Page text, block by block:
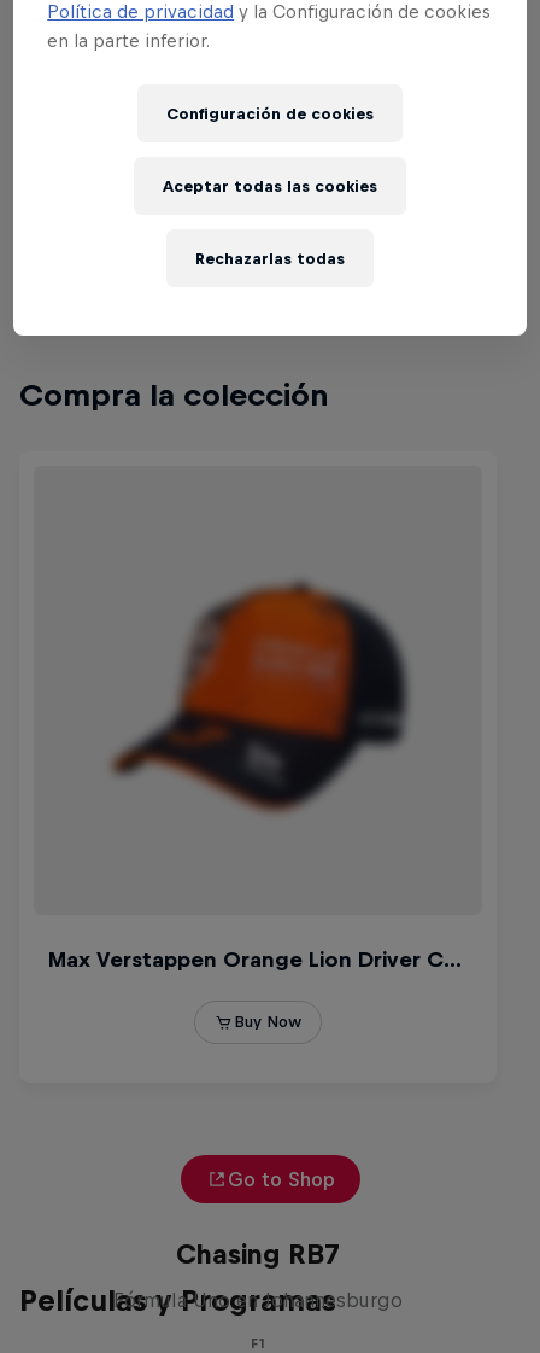
Oracle Red Bull Racing and Visa Cash
App Racing Bulls Season Launch
16 Enero 2026
Compra la colección
Go to Shop
Películas y Programas
Chasing RB7
Fórmula Uno en Johannesburgo
F1
Política de privacidad y la Configuración de cookies
en la parte inferior.
Configuración de cookies
Rechazarlas todas
Aceptar todas las cookies